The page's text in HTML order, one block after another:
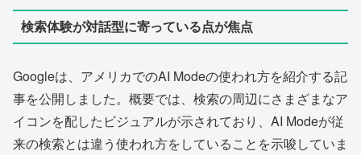
検索体験が対話型に寄っている点が焦点
Googleは、アメリカでのAI Modeの使われ方を紹介する記
事を公開しました。概要では、検索の周辺にさまざまなア
イコンを配したビジュアルが示されており、AI Modeが従
来の検索とは違う使われ方をしていることを示唆していま